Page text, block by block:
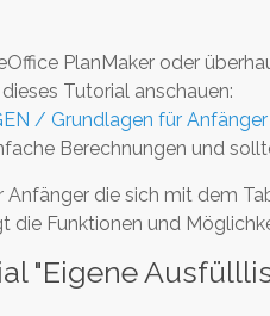
PlanMaker oder
Tutorial anschauen:
/ Grundlagen für
Berechnungen und
Anfänger die sich mit dem
die Funktionen und
"Eigene